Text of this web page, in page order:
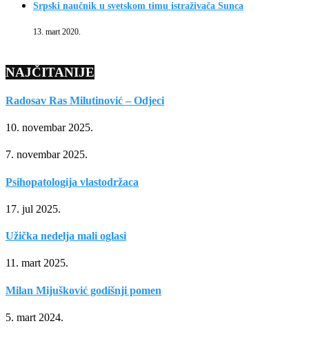
Srpski naučnik u svetskom timu istraživača Sunca
13. mart 2020.
NAJČITANIJE
Radosav Ras Milutinović – Odjeci
10. novembar 2025.
7. novembar 2025.
Psihopatologija vlastodržaca
17. jul 2025.
Užička nedelja mali oglasi
11. mart 2025.
Milan Mijušković godišnji pomen
5. mart 2024.